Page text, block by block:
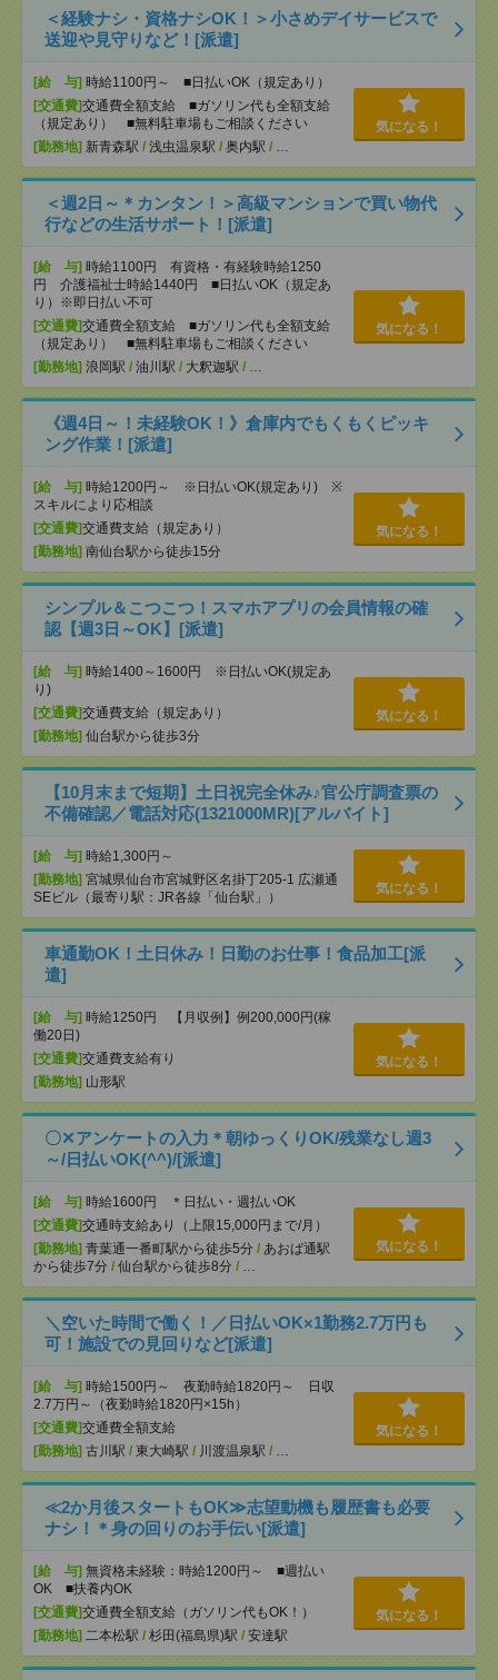
＜経験ナシ・資格ナシOK！＞小さめデイサービスで
送迎や見守りなど！[派遣]
[給 与] 時給1100円～ ■日払いOK（規定あり）
[交通費]交通費全額支給 ■ガソリン代も全額支給
（規定あり） ■無料駐車場もご相談ください
[勤務地] 新青森駅 / 浅虫温泉駅 / 奥内駅 /
気になる！
＜週2日～＊カンタン！＞高級マンションで買い物代
行などの生活サポート！[派遣]
[給 与] 時給1100円 有資格・有経験時給1250
円 介護福祉士時給1440円 ■日払いOK（規定あ
り）※即日払い不可
[交通費]交通費全額支給 ■ガソリン代も全額支給
（規定あり） ■無料駐車場もご相談ください
[勤務地] 浪岡駅 / 油川駅 / 大釈迦駅 /
気になる！
《週4日～！未経験OK！》倉庫内でもくもくピッキ
ング作業！[派遣]
[給 与] 時給1200円～ ※日払いOK(規定あり) ※
スキルにより応相談
[交通費]交通費支給（規定あり）
[勤務地] 南仙台駅から徒歩15分
気になる！
シンプル＆こつこつ！スマホアプリの会員情報の確
認【週3日～OK】[派遣]
[給 与] 時給1400～1600円 ※日払いOK(規定あ
り)
[交通費]交通費支給（規定あり）
[勤務地] 仙台駅から徒歩3分
気になる！
【10月末まで短期】土日祝完全休み♪官公庁調査票の
不備確認／電話対応(1321000MR)[アルバイト]
[給 与] 時給1,300円～
[勤務地] 宮城県仙台市宮城野区名掛丁205-1 広瀬通
SEビル（最寄り駅：JR各線「仙台駅」）
気になる！
車通勤OK！土日休み！日勤のお仕事！食品加工[派
遣]
[給 与] 時給1250円 【月収例】例200,000円(稼
働20日)
[交通費]交通費支給有り
[勤務地] 山形駅
気になる！
〇✕アンケートの入力＊朝ゆっくりOK/残業なし週3
～/日払いOK(^^)/[派遣]
[給 与] 時給1600円 ＊日払い・週払いOK
[交通費]交通時支給あり（上限15,000円まで/月）
[勤務地] 青葉通一番町駅から徒歩5分 / あおば通駅
から徒歩7分 / 仙台駅から徒歩8分 /
気になる！
＼空いた時間で働く！／日払いOK×1勤務2.7万円も
可！施設での見回りなど[派遣]
[給 与] 時給1500円～ 夜勤時給1820円～ 日収
2.7万円～（夜勤時給1820円×15h）
[交通費]交通費全額支給
[勤務地] 古川駅 / 東大崎駅 / 川渡温泉駅 /
気になる！
≪2か月後スタートもOK≫志望動機も履歴書も必要
ナシ！＊身の回りのお手伝い[派遣]
[給 与] 無資格未経験：時給1200円～ ■週払い
OK ■扶養内OK
[交通費]交通費全額支給（ガソリン代もOK！）
[勤務地] 二本松駅 / 杉田(福島県)駅 / 安達駅
気になる！